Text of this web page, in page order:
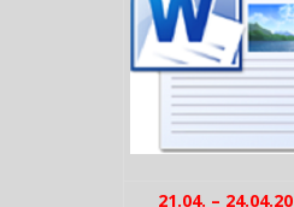
21.04. – 24.04.20